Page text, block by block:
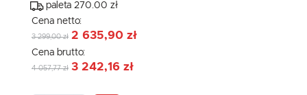
paleta 270.00 zł
Cena netto:
3 299,00 zł 2 635,90 zł
Cena brutto:
4 057,77 zł 3 242,16 zł